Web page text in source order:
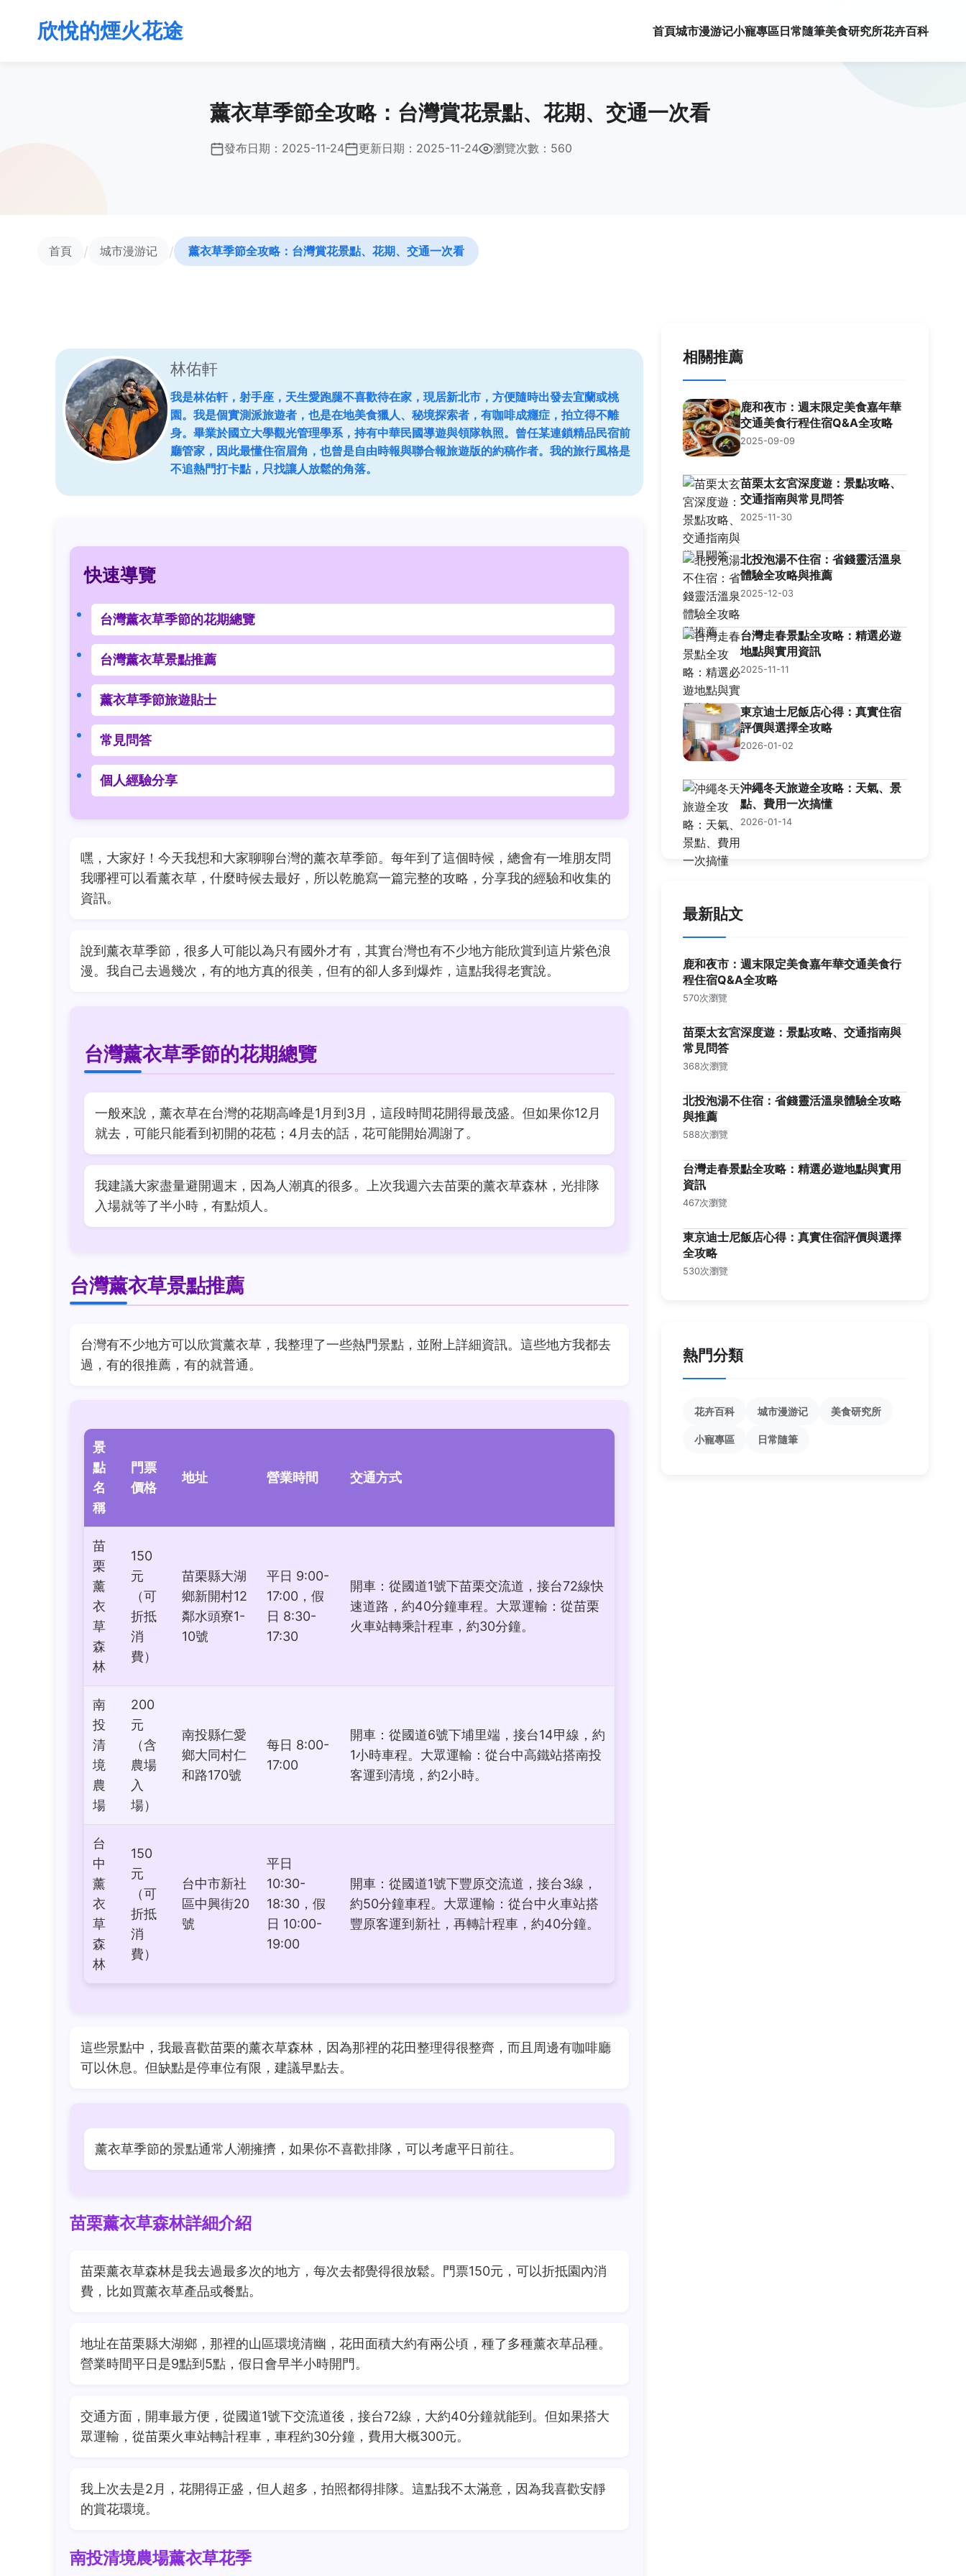
欣悅的煙火花途 首頁城市漫游记小寵專區日常隨筆美食研究所花卉百科
薰衣草季節全攻略：台灣賞花景點、花期、交通一次看
發布日期： 2025-11-24 更新日期： 2025-11-24 瀏覽次數：560
首頁 / 城市漫游记 / 薰衣草季節全攻略：台灣賞花景點、花期、交通一次看
林佑軒
我是林佑軒，射手座，天生愛跑腿不喜歡待在家，現居新北市，方便隨時出發去宜蘭或桃
園。我是個實測派旅遊者，也是在地美食獵人、秘境探索者，有咖啡成癮症，拍立得不離
身。畢業於國立大學觀光管理學系，持有中華民國導遊與領隊執照。曾任某連鎖精品民宿前
廳管家，因此最懂住宿眉角，也曾是自由時報與聯合報旅遊版的約稿作者。我的旅行風格是
不追熱門打卡點，只找讓人放鬆的角落。
快速導覽
台灣薰衣草季節的花期總覽
台灣薰衣草景點推薦
薰衣草季節旅遊貼士
常見問答
個人經驗分享
嘿，大家好！今天我想和大家聊聊台灣的薰衣草季節。每年到了這個時候，總會有一堆朋友問
我哪裡可以看薰衣草，什麼時候去最好，所以乾脆寫一篇完整的攻略，分享我的經驗和收集的
資訊。
說到薰衣草季節，很多人可能以為只有國外才有，其實台灣也有不少地方能欣賞到這片紫色浪
漫。我自己去過幾次，有的地方真的很美，但有的卻人多到爆炸，這點我得老實說。
台灣薰衣草季節的花期總覽
一般來說，薰衣草在台灣的花期高峰是1月到3月，這段時間花開得最茂盛。但如果你12月
就去，可能只能看到初開的花苞；4月去的話，花可能開始凋謝了。
我建議大家盡量避開週末，因為人潮真的很多。上次我週六去苗栗的薰衣草森林，光排隊
入場就等了半小時，有點煩人。
台灣薰衣草景點推薦
台灣有不少地方可以欣賞薰衣草，我整理了一些熱門景點，並附上詳細資訊。這些地方我都去
過，有的很推薦，有的就普通。
景
點
名
稱
門票
價格
地址 營業時間 交通方式
苗
栗
薰
衣
草
森
林
150
元
（可
折抵
消
費）
苗栗縣大湖
鄉新開村12
鄰水頭寮1-
10號
平日 9:00-
17:00，假
日 8:30-
17:30
開車：從國道1號下苗栗交流道，接台72線快
速道路，約40分鐘車程。大眾運輸：從苗栗
火車站轉乘計程車，約30分鐘。
南
投
清
境
農
場
200
元
（含
農場
入
場）
南投縣仁愛
鄉大同村仁
和路170號
每日 8:00-
17:00
開車：從國道6號下埔里端，接台14甲線，約
1小時車程。大眾運輸：從台中高鐵站搭南投
客運到清境，約2小時。
台
中
薰
衣
草
森
林
150
元
（可
折抵
消
費）
台中市新社
區中興街20
號
平日
10:30-
18:30，假
日 10:00-
19:00
開車：從國道1號下豐原交流道，接台3線，
約50分鐘車程。大眾運輸：從台中火車站搭
豐原客運到新社，再轉計程車，約40分鐘。
這些景點中，我最喜歡苗栗的薰衣草森林，因為那裡的花田整理得很整齊，而且周邊有咖啡廳
可以休息。但缺點是停車位有限，建議早點去。
薰衣草季節的景點通常人潮擁擠，如果你不喜歡排隊，可以考慮平日前往。
苗栗薰衣草森林詳細介紹
苗栗薰衣草森林是我去過最多次的地方，每次去都覺得很放鬆。門票150元，可以折抵園內消
費，比如買薰衣草產品或餐點。
地址在苗栗縣大湖鄉，那裡的山區環境清幽，花田面積大約有兩公頃，種了多種薰衣草品種。
營業時間平日是9點到5點，假日會早半小時開門。
交通方面，開車最方便，從國道1號下交流道後，接台72線，大約40分鐘就能到。但如果搭大
眾運輸，從苗栗火車站轉計程車，車程約30分鐘，費用大概300元。
我上次去是2月，花開得正盛，但人超多，拍照都得排隊。這點我不太滿意，因為我喜歡安靜
的賞花環境。
南投清境農場薰衣草花季
相關推薦
鹿和夜市：週末限定美食嘉年華
交通美食行程住宿Q&A全攻略
2025-09-09
苗栗太玄宮深度遊：景點攻略、
交通指南與常見問答
2025-11-30
北投泡湯不住宿：省錢靈活溫泉
體驗全攻略與推薦
2025-12-03
台灣走春景點全攻略：精選必遊
地點與實用資訊
2025-11-11
東京迪士尼飯店心得：真實住宿
評價與選擇全攻略
2026-01-02
沖繩冬天旅遊全攻略：天氣、景
點、費用一次搞懂
2026-01-14
最新貼文
鹿和夜市：週末限定美食嘉年華交通美食行
程住宿Q&A全攻略
570次瀏覽
苗栗太玄宮深度遊：景點攻略、交通指南與
常見問答
368次瀏覽
北投泡湯不住宿：省錢靈活溫泉體驗全攻略
與推薦
588次瀏覽
台灣走春景點全攻略：精選必遊地點與實用
資訊
467次瀏覽
東京迪士尼飯店心得：真實住宿評價與選擇
全攻略
530次瀏覽
熱門分類
花卉百科 城市漫游记 美食研究所
小寵專區 日常隨筆